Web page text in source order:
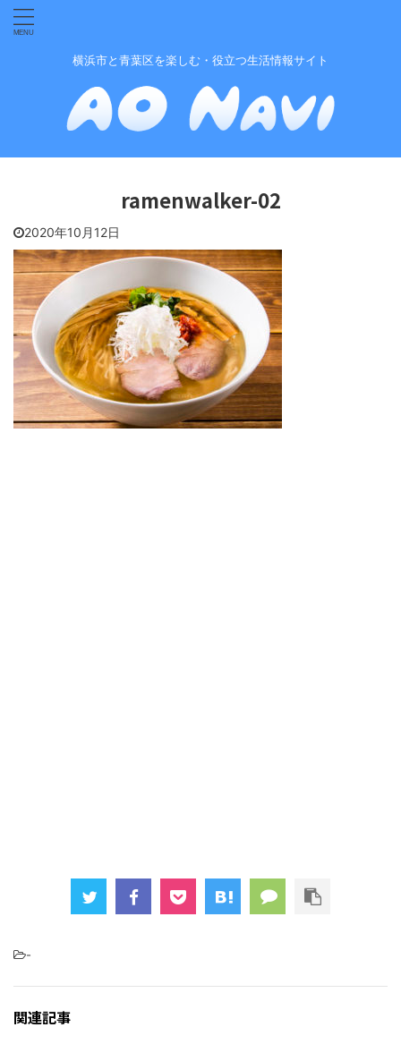
横浜市と青葉区を楽しむ・役立つ生活情報サイト
ramenwalker-02
2020年10月12日
-
関連記事